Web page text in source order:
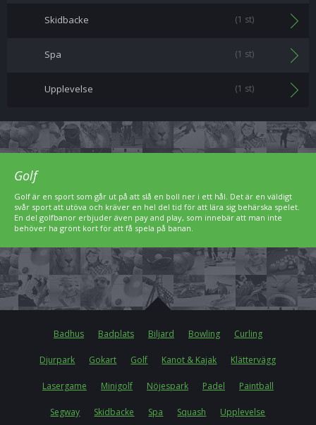
Skidbacke (1 st)
Spa (1 st)
Upplevelse (1 st)
Golf
Golf är en sport som går ut på att slå en boll ner i ett hål. Det är en väldigt
svår sport att utöva och kräver en hel del tid för att lära sig behärska spelet.
En del golfbanor erbjuder även pay and play, som innebär att man inte
behöver ha grönt kort för att få spela på banan.
Badhus Badplats Biljard Bowling Curling
Djurpark Gokart Golf Kanot & Kajak Klättervägg
Lasergame Minigolf Nöjespark Padel Paintball
Segway Skidbacke Spa Squash Upplevelse